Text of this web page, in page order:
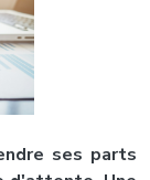
ses parts